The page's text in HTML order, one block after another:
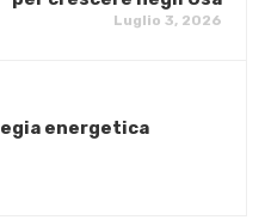
Luglio 3, 2026
energetica